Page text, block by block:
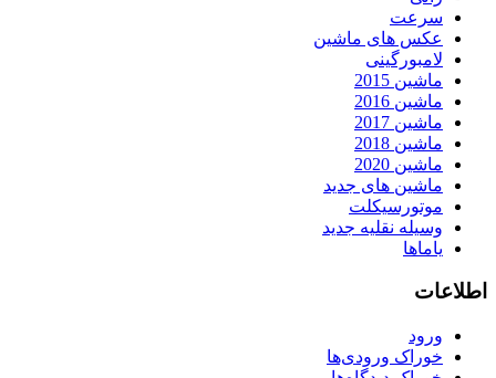
سرعت
عکس های ماشین
لامبورگینی
ماشین 2015
ماشین 2016
ماشین 2017
ماشین 2018
ماشین 2020
ماشین های جدید
موتورسیکلت
وسیله نقلیه جدید
یاماها
اطلاعات
ورود
خوراک ورودی‌ها